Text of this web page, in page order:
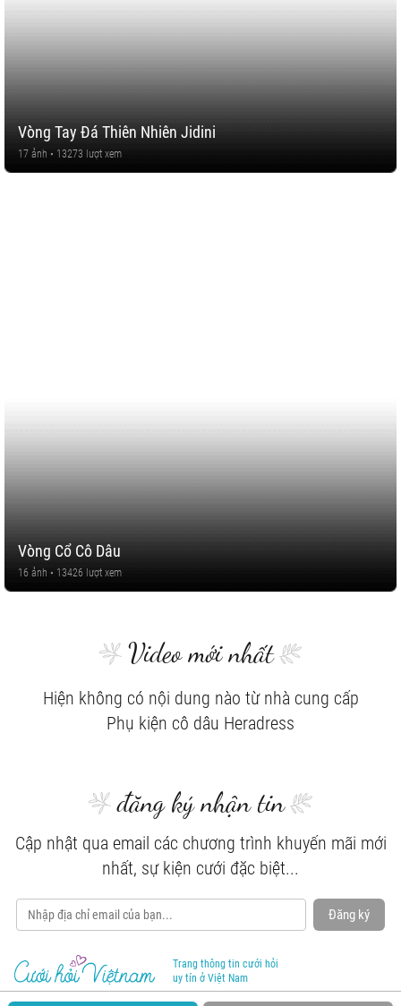
Vòng Tay Đá Thiên Nhiên Jidini
17 ảnh • 13273 lượt xem
Vòng Cổ Cô Dâu
16 ảnh • 13426 lượt xem
Video mới nhất
Hiện không có nội dung nào từ nhà cung cấp
Phụ kiện cô dâu Heradress
đăng ký nhận tin
Cập nhật qua email các chương trình khuyến mãi mới
nhất, sự kiện cưới đặc biệt...
Đăng ký
Trang thông tin cưới hỏi
uy tín ở Việt Nam